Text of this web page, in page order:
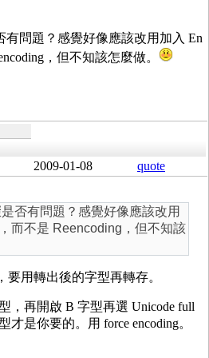
問題？感覺好像應該改用加入 En
，但不知該怎麼做。
2009-01-08 quote
否有問題？感覺好像應該改用
而不是 Reencoding，但不知該
要用轉出後的字型再轉存。
，再開啟 B 字型再選 Unicode full
是你要的。用 force encoding。